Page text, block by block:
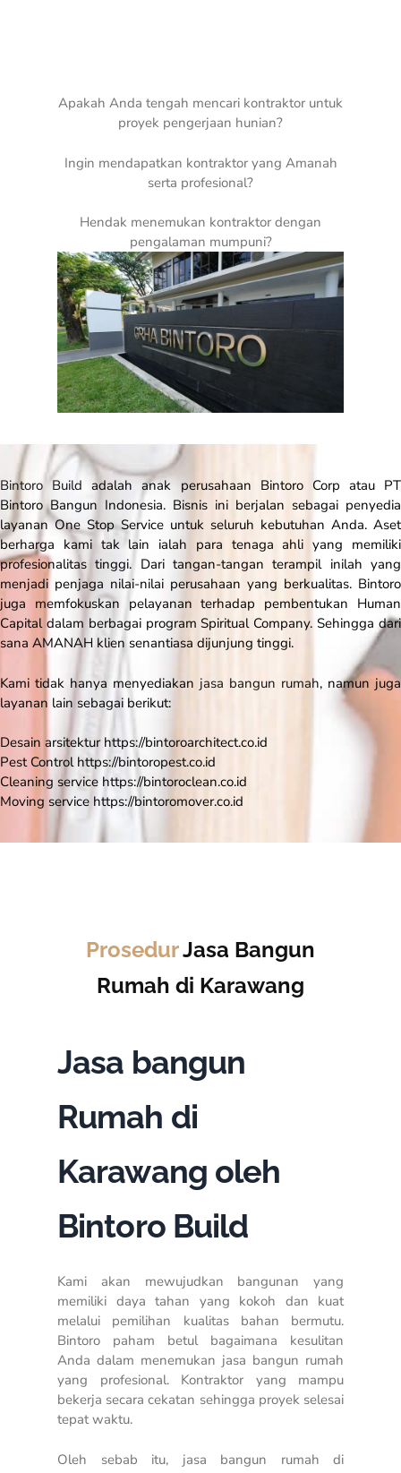
Apakah Anda tengah mencari kontraktor untuk
proyek pengerjaan hunian?
Ingin mendapatkan kontraktor yang Amanah
serta profesional?
Hendak menemukan kontraktor dengan
pengalaman mumpuni?
Bintoro Build adalah anak perusahaan Bintoro Corp atau PT
Bintoro Bangun Indonesia. Bisnis ini berjalan sebagai penyedia
layananOne Stop Service untuk seluruh kebutuhan Anda. Aset
berharga kami tak lain ialah para tenaga ahli yang memiliki
profesionalitas tinggi. Dari tangan-tangan terampil inilah yang
menjadi penjaga nilai-nilai perusahaan yang berkualitas. Bintoro
juga memfokuskan pelayanan terhadap pembentukan Human
Capitaldalam berbagai programSpiritual Company. Sehingga dari
sana AMANAH klien senantiasa dijunjung tinggi.
Kami tidak hanya menyediakan jasa bangun rumah, namun juga
layanan lain sebagai berikut:
Desain arsitektur https://bintoroarchitect.co.id
Pest Control https://bintoropest.co.id
Cleaning service https://bintoroclean.co.id
Moving service https://bintoromover.co.id
ProsedurJasa Bangun
Rumah di Karawang
Jasa bangun
Rumah di
Karawang oleh
Bintoro Build
Kami akan mewujudkan bangunan yang
memiliki daya tahan yang kokoh dan kuat
melalui pemilihan kualitas bahan bermutu.
Bintoro paham betul bagaimana kesulitan
Anda dalam menemukan jasa bangun rumah
yang profesional. Kontraktor yang mampu
bekerja secara cekatan sehingga proyek selesai
tepat waktu.
Oleh sebab itu, jasa bangun rumah di